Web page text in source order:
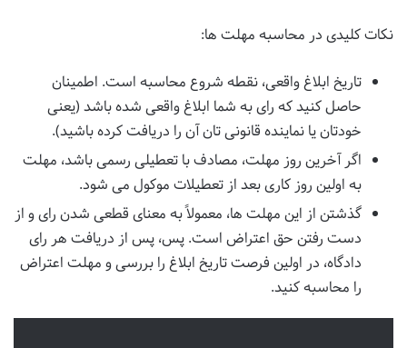
نکات کلیدی در محاسبه مهلت ها:
تاریخ ابلاغ واقعی، نقطه شروع محاسبه است. اطمینان
حاصل کنید که رای به شما ابلاغ واقعی شده باشد (یعنی
خودتان یا نماینده قانونی تان آن را دریافت کرده باشید).
اگر آخرین روز مهلت، مصادف با تعطیلی رسمی باشد، مهلت
به اولین روز کاری بعد از تعطیلات موکول می شود.
گذشتن از این مهلت ها، معمولاً به معنای قطعی شدن رای و از
دست رفتن حق اعتراض است. پس، پس از دریافت هر رای
دادگاه، در اولین فرصت تاریخ ابلاغ را بررسی و مهلت اعتراض
را محاسبه کنید.